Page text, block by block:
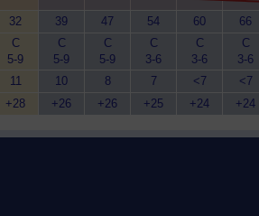
32
С
5-9
11
+28
39
С
5-9
10
+26
47
С
5-9
8
+26
54
С
3-6
7
+25
60
С
3-6
<7
+24
66
С
3-6
<7
+24